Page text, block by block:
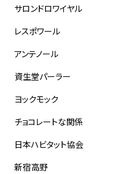
サロンドロワイヤル
レスポワール
アンテノール
資生堂パーラー
ヨックモック
チョコレートな関係
日本ハビタット協会
新宿高野